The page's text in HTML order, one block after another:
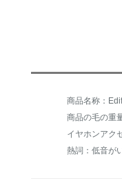
商品の毛の重
イヤホンアク
熱詞：低音が